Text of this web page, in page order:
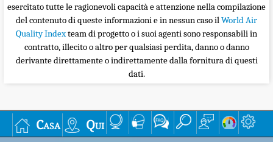
esercitato tutte le ragionevoli capacità e attenzione nella compilazione
del contenuto di queste informazioni e in nessun caso ilWorld Air
Quality Indexteam di progetto o i suoi agenti sono responsabili in
contratto, illecito o altro per qualsiasi perdita, danno o danno
derivante direttamente o indirettamente dalla fornitura di questi
dati.
Casa Qui